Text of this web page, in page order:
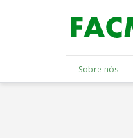
Sobre nós